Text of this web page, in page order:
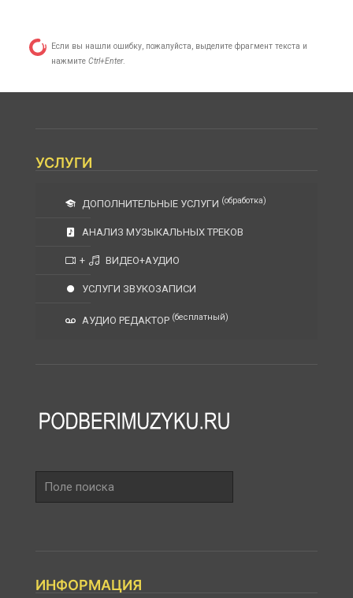
Если вы нашли ошибку, пожалуйста, выделите фрагмент текста и
нажмите Ctrl+Enter.
УСЛУГИ
ДОПОЛНИТЕЛЬНЫЕ УСЛУГИ (обработка)
АНАЛИЗ МУЗЫКАЛЬНЫХ ТРЕКОВ
+ ВИДЕО+АУДИО
УСЛУГИ ЗВУКОЗАПИСИ
АУДИО РЕДАКТОР (бесплатный)
поиска
ИНФОРМАЦИЯ